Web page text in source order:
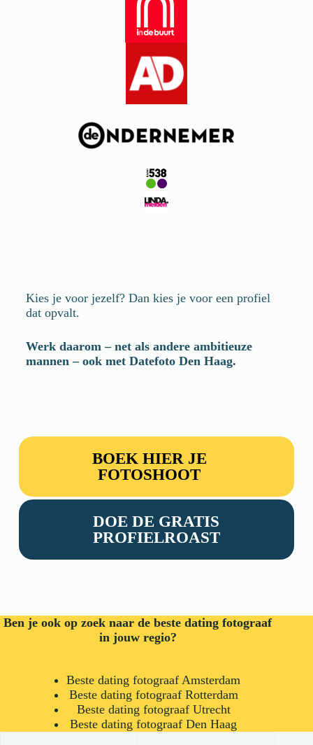
Kies je voor jezelf? Dan kies je voor een profiel
dat opvalt.
Werk daarom – net als andere ambitieuze
mannen – ook met Datefoto Den Haag.
BOEK HIER JE
FOTOSHOOT
DOE DE GRATIS
PROFIELROAST
Ben je ook op zoek naar de beste dating fotograaf
in jouw regio?
Beste dating fotograaf Amsterdam
Beste dating fotograaf Rotterdam
Beste dating fotograaf Utrecht
Beste dating fotograaf Den Haag